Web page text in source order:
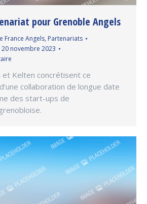
pour Grenoble Angels
France Angels, Partenariats
20 novembre 2023
et Kelten concrétisent ce
collaboration de longue date
des start-ups de